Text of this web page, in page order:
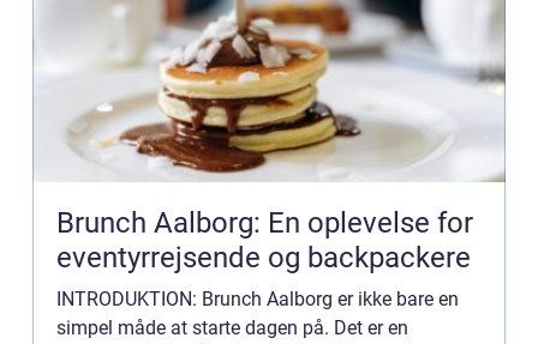
Brunch Aalborg: En oplevelse for
eventyrrejsende og backpackere
INTRODUKTION: Brunch Aalborg er ikke bare en
simpel måde at starte dagen på. Det er en